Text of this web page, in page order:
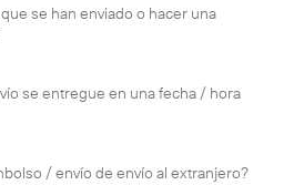
se han enviado o hacer una
se entregue en una fecha / hora
/ envío de envío al extranjero?